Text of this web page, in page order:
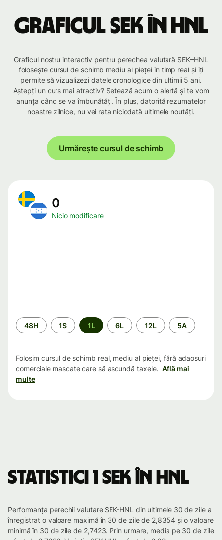
Graficul SEK în HNL
Graficul nostru interactiv pentru perechea valutară SEK–HNL
folosește cursul de schimb mediu al pieței în timp real și îți
permite să vizualizezi datele cronologice din ultimii 5 ani.
Aștepți un curs mai atractiv? Setează acum o alertă și te vom
anunța când se va îmbunătăți. În plus, datorită rezumatelor
noastre zilnice, nu vei rata niciodată ultimele noutăți.
Urmărește cursul de schimb
0
Nicio modificare
Perioada
48H 1S 1L 6L 12L 5A
Folosim cursul de schimb real, mediu al pieței, fără adaosuri
comerciale mascate care să ascundă taxele. Află mai
multe
Statistici 1 SEK în HNL
Performanța perechii valutare SEK-HNL din ultimele 30 de zile a
înregistrat o valoare maximă în 30 de zile de 2,8354 și o valoare
minimă în 30 de zile de 2,7423. Prin urmare, media pe 30 de zile